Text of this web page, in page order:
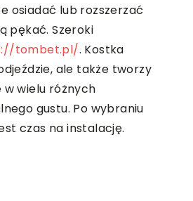
osiadać lub rozszerzać
pękać. Szeroki
tombet.pl/. Kostka
ale także tworzy
wielu różnych
gustu. Po wybraniu
czas na instalację.